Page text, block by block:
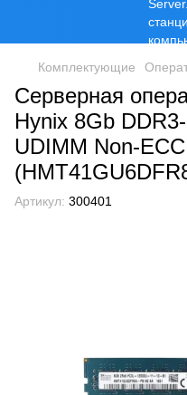
Комплектующие
Серверная
Hynix 8Gb
UDIMM Non-
Артикул: 300401